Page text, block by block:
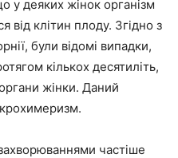
у деяких жінок організм
від клітин плоду. Згідно з
були відомі випадки,
кількох десятиліть,
жінки. Даний
частіше